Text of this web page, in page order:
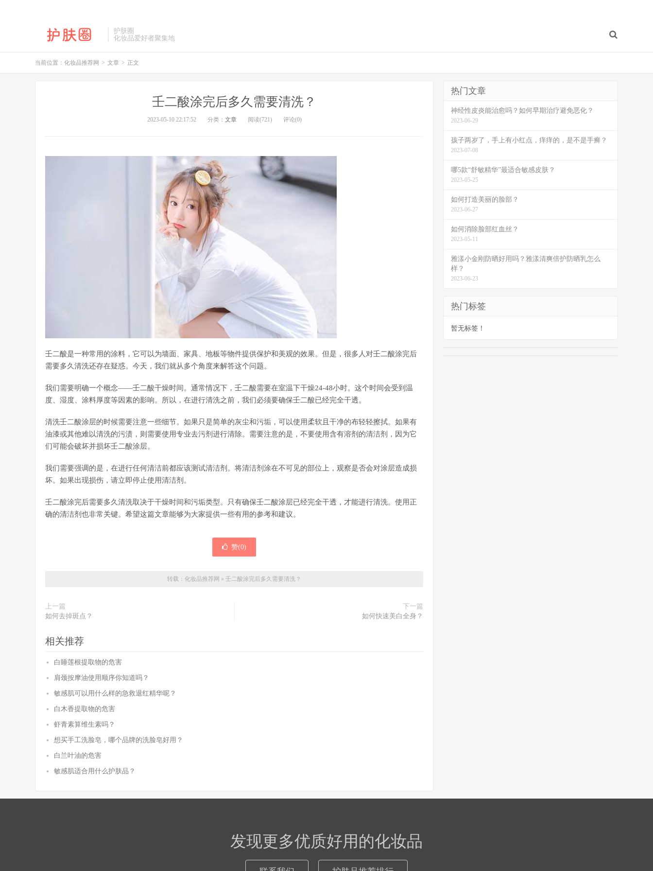
护肤圈
化妆品爱好者聚集地
当前位置： 化妆品推荐网 > 文章 > 正文
壬二酸涂完后多久需要清洗？
2023-05-10 22:17:52 分类： 文章 阅读(721) 评论(0)
壬二酸是一种常用的涂料，它可以为墙面、家具、地板等物件提供保护和美观的效果。但是，很多人对壬二酸涂完后
需要多久清洗还存在疑惑。今天，我们就从多个角度来解答这个问题。
我们需要明确一个概念——壬二酸干燥时间。通常情况下，壬二酸需要在室温下干燥24-48小时。这个时间会受到温
度、湿度、涂料厚度等因素的影响。所以，在进行清洗之前，我们必须要确保壬二酸已经完全干透。
清洗壬二酸涂层的时候需要注意一些细节。如果只是简单的灰尘和污垢，可以使用柔软且干净的布轻轻擦拭。如果有
油漆或其他难以清洗的污渍，则需要使用专业去污剂进行清除。需要注意的是，不要使用含有溶剂的清洁剂，因为它
们可能会破坏并损坏壬二酸涂层。
我们需要强调的是，在进行任何清洁前都应该测试清洁剂。将清洁剂涂在不可见的部位上，观察是否会对涂层造成损
坏。如果出现损伤，请立即停止使用清洁剂。
壬二酸涂完后需要多久清洗取决于干燥时间和污垢类型。只有确保壬二酸涂层已经完全干透，才能进行清洗。使用正
确的清洁剂也非常关键。希望这篇文章能够为大家提供一些有用的参考和建议。
赞(0)
转载： 化妆品推荐网 » 壬二酸涂完后多久需要清洗？
上一篇
如何去掉斑点？
下一篇
如何快速美白全身？
相关推荐
白睡莲根提取物的危害
肩颈按摩油使用顺序你知道吗？
敏感肌可以用什么样的急救退红精华呢？
白木香提取物的危害
虾青素算维生素吗？
想买手工洗脸皂，哪个品牌的洗脸皂好用？
白兰叶油的危害
敏感肌适合用什么护肤品？
热门文章
神经性皮炎能治愈吗？如何早期治疗避免恶化？
2023-06-29
孩子两岁了，手上有小红点，痒痒的，是不是手癣？
2023-07-08
哪5款“舒敏精华”最适合敏感皮肤？
2023-05-25
如何打造美丽的脸部？
2023-06-27
如何消除脸部红血丝？
2023-05-11
雅漾小金刚防晒好用吗？雅漾清爽倍护防晒乳怎么
样？
2023-06-23
热门标签
暂无标签！
发现更多优质好用的化妆品